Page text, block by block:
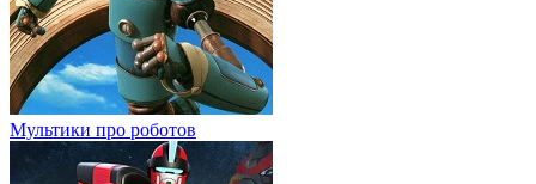
Мультики про роботов